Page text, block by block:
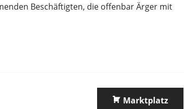
Beschäftigten, die offenbar Ärger mit
Marktplatz